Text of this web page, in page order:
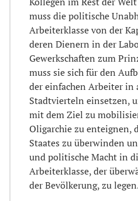
muss die politische
Arbeiterklasse von der
deren Dienern in der
Gewerkschaften zum
muss sie sich für den
der einfachen Arbeiter in
Stadtvierteln einsetzen,
mit dem Ziel zu
Oligarchie zu enteignen,
Staates zu überwinden
und politische Macht in
Arbeiterklasse, der
der Bevölkerung, zu